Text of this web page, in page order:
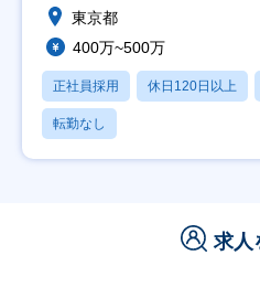
東京都
400万~500万
正社員採用 休日120日以上
転勤なし
求人